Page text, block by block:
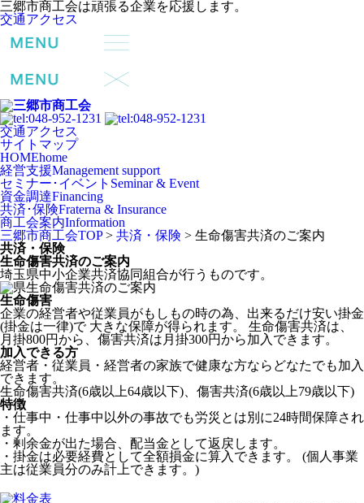
三郷市商工会は頑張る企業を応援します。
交通アクセス
交通アクセス
サイトマップ
HOMEhome
経営支援Management support
セミナー･イベント Seminar & Event
資金調達Financing
共済･保険Fraterna & Insurance
商工会案内Information
三郷市商工会TOP> 共済・保険 > 生命傷害共済のご案内
共済・保険
生命傷害共済のご案内
埼玉県中小企業共済協同組合が行うものです。
生命傷害
企業の経営者や従業員がもしもの時の為、出来るだけ安い掛金
(掛金は一律)で 大きな保障が得られます。 生命傷害共済は、
月掛800円から、傷害共済は月掛300円から加入できます。
加入できる方
経営者・従業員・経営者の家族で健康な方ならどなたでも加入
できます。
生命傷害共済(6歳以上64歳以下)、傷害共済(6歳以上79歳以下)
特徴
・仕事中・仕事中以外の事故でも労災とは別に24時間保障され
ます。
・剰余金が出た場合、配当金として返戻します。
・掛金は必要経費として全額損金に算入できます。 (個人事業
主は従業員分のみ計上できます。)